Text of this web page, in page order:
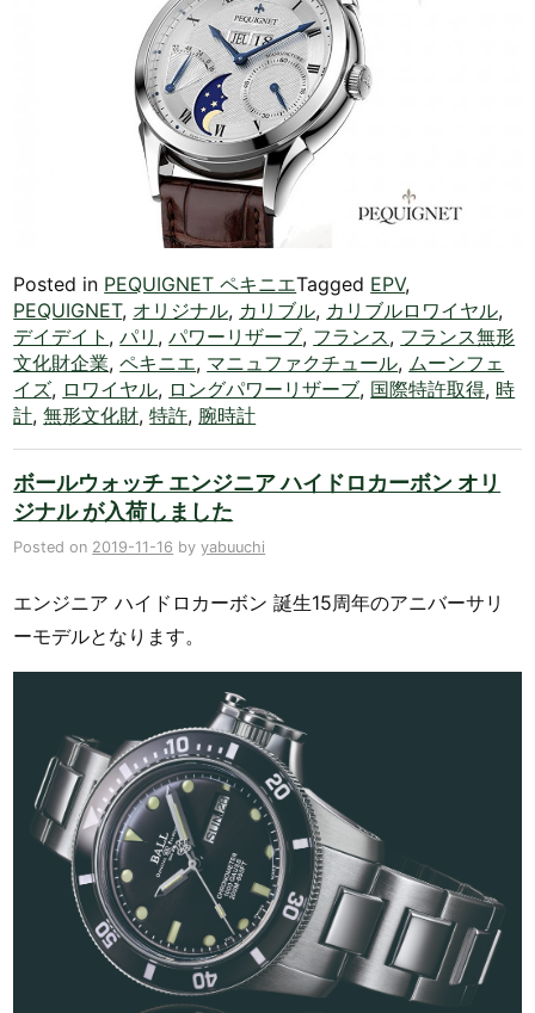
Posted in PEQUIGNET ペキニエTagged EPV,
PEQUIGNET, オリジナル, カリブル, カリブルロワイヤル,
デイデイト ,パリ ,パワーリザーブ, フランス, フランス無形
文化財企業,ペキニエ, マニュファクチュール, ムーンフェ
イズ, ロワイヤル, ロングパワーリザーブ, 国際特許取得, 時
計,無形文化財,特許, 腕時計
ボールウォッチ エンジニア ハイドロカーボン オリ
ジナル が入荷しました
Posted on 2019-11-16 byyabuuchi
エンジニア ハイドロカーボン 誕生15周年のアニバーサリ
ーモデルとなります。